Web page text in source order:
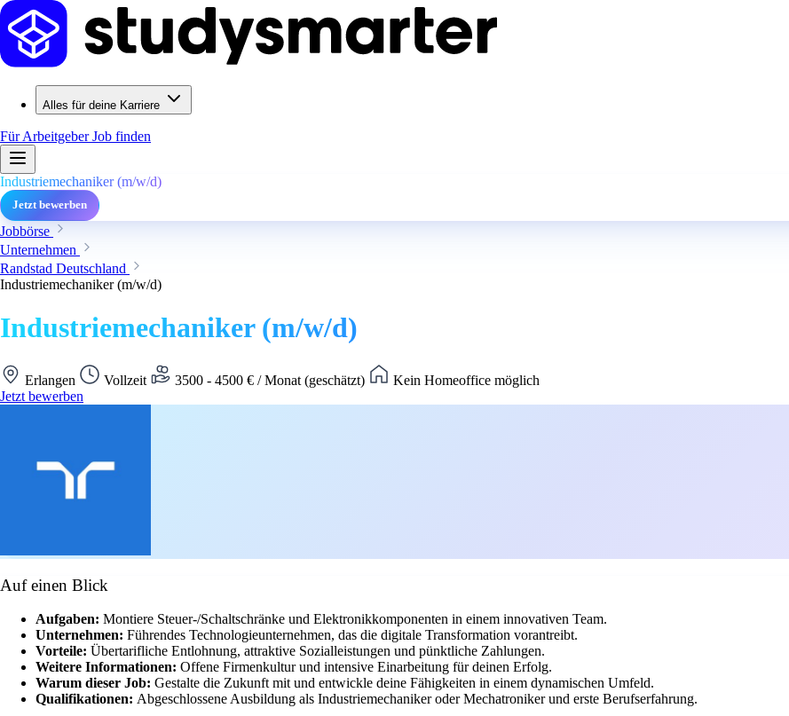
Alles für deine Karriere
Für ArbeitgeberJob finden
Industriemechaniker (m/w/d)
Jetzt bewerben
Jobbörse
Unternehmen
Randstad Deutschland
Industriemechaniker (m/w/d)
Industriemechaniker (m/w/d)
Erlangen Vollzeit 3500 - 4500 € / Monat (geschätzt)
Kein Homeoffice möglich
Jetzt bewerben
Auf einen Blick
Aufgaben: Montiere Steuer-/Schaltschränke und Elektronikkomponenten in einem innovativen Team.
Unternehmen: Führendes Technologieunternehmen, das die digitale Transformation vorantreibt.
Vorteile: Übertarifliche Entlohnung, attraktive Sozialleistungen und pünktliche Zahlungen.
Weitere Informationen: Offene Firmenkultur und intensive Einarbeitung für deinen Erfolg.
Warum dieser Job: Gestalte die Zukunft mit und entwickle deine Fähigkeiten in einem dynamischen Umfeld.
Qualifikationen: Abgeschlossene Ausbildung als Industriemechaniker oder Mechatroniker und erste Berufserfahrung.